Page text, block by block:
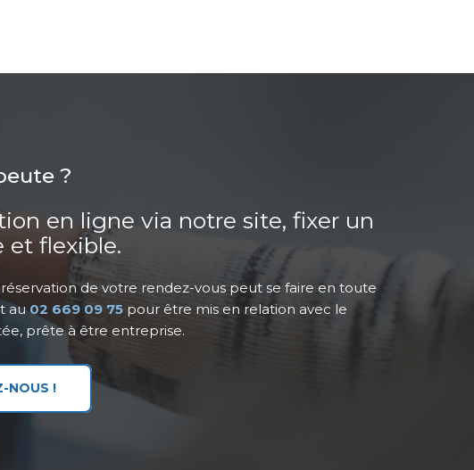
?
en ligne via notre site, fixer un
et flexible.
de votre rendez-vous peut se faire en toute
au02 669 09 75 pour être mis en relation avec le
prête à être entreprise.
NOUS !